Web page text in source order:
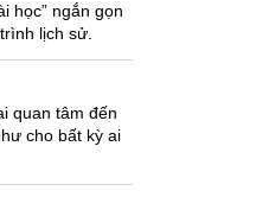
học” ngắn gọn
lịch sử.
quan tâm đến
cho bất kỳ ai